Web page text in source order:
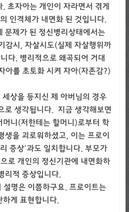
초자아는 개인이 자라면서 겪게
인격체가 내면화 된 것입니다.
문제가 된 정신병리상태에서는
감시, 자살시도(실제 자살행위까
다. 병리적으로 왜곡되어 거대
아를 초토화 시켜 자아(자존감?)
상을 등지신 제 아버님의 경우
로 생각됩니다. 지금 생각해보면
머니(저한테는 할머니)로부터 학
생을 괴로워하셨고, 이는 프로이
증상’과도 일치합니다. 부모가
로 개인의 정신기관에 내면화하
리적 증상입니다.
명은 이쯤하구요. 프로이트는
게 표현합니다.